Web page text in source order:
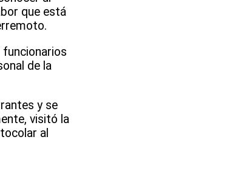
que está
funcionarios
de la
y se
visitó la
al